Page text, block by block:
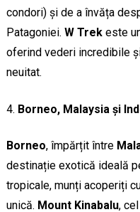
condori) și de a învăța
Patagoniei. W Trekeste
oferind vederi incredibile
neuitat.
Borneo, Malaysia și
Borneo, împărțit între
destinație exotică ideală
tropicale, munți acoperiți
unică. Mount Kinabalu,